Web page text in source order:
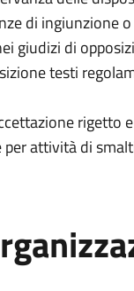
di ingiunzione
giudizi di
testi
rigetto
per attività di